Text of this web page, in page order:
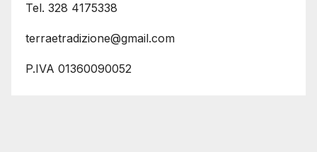
Tel. 328 4175338
terraetradizione@gmail.com
P.IVA 01360090052